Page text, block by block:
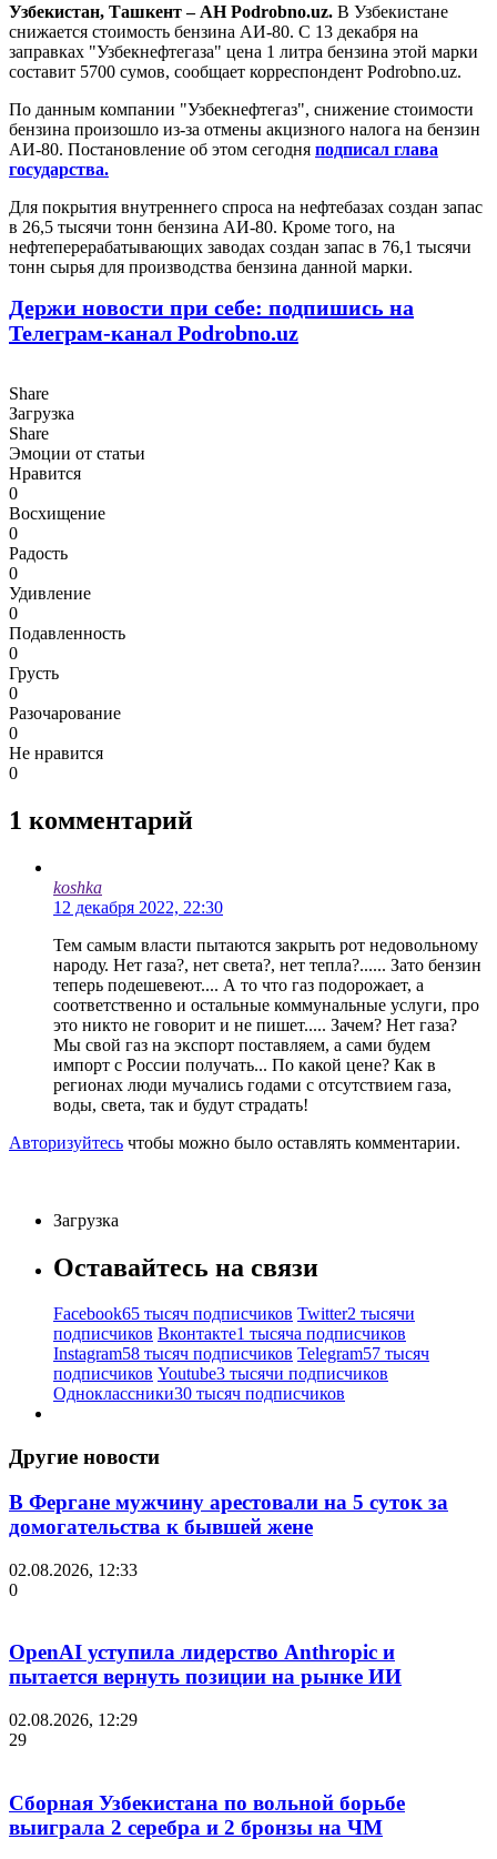
Узбекистан, Ташкент – АН Podrobno.uz. В Узбекистане
снижается стоимость бензина АИ-80. С 13 декабря на
заправках "Узбекнефтегаза" цена 1 литра бензина этой марки
составит 5700 сумов, сообщает корреспондент Podrobno.uz.
По данным компании "Узбекнефтегаз", снижение стоимости
бензина произошло из-за отмены акцизного налога на бензин
АИ-80. Постановление об этом сегодня подписал глава
государства.
Для покрытия внутреннего спроса на нефтебазах создан запас
в 26,5 тысячи тонн бензина АИ-80. Кроме того, на
нефтеперерабатывающих заводах создан запас в 76,1 тысячи
тонн сырья для производства бензина данной марки.
Держи новости при себе: подпишись на
Телеграм-канал Podrobno.uz
Share
Загрузка
Share
Эмоции от статьи
Нравится
0
Восхищение
0
Радость
0
Удивление
0
Подавленность
0
Грусть
0
Разочарование
0
Не нравится
0
1 комментарий
koshka
12 декабря 2022, 22:30
Тем самым власти пытаются закрыть рот недовольному
народу. Нет газа?, нет света?, нет тепла?...... Зато бензин
теперь подешевеют.... А то что газ подорожает, а
соответственно и остальные коммунальные услуги, про
это никто не говорит и не пишет..... Зачем? Нет газа?
Мы свой газ на экспорт поставляем, а сами будем
импорт с России получать... По какой цене? Как в
регионах люди мучались годами с отсутствием газа,
воды, света, так и будут страдать!
Авторизуйтесь чтобы можно было оставлять комментарии.
Загрузка
Оставайтесь на связи
Facebook65 тысяч подписчиков Twitter2 тысячи
подписчиков Вконтакте1 тысяча подписчиков
Instagram58 тысяч подписчиков Telegram57 тысяч
подписчиков Youtube3 тысячи подписчиков
Одноклассники30 тысяч подписчиков
Другие новости
В Фергане мужчину арестовали на 5 суток за
домогательства к бывшей жене
02.08.2026, 12:33
0
OpenAI уступила лидерство Anthropic и
пытается вернуть позиции на рынке ИИ
02.08.2026, 12:29
29
Сборная Узбекистана по вольной борьбе
выиграла 2 серебра и 2 бронзы на ЧМ